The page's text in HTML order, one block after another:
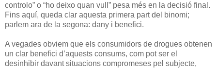
controlo” o “ho deixo quan vull” pesa més en la decisió final.
Fins aquí, queda clar aquesta primera part del binomi;
parlem ara de la segona: dany i benefici.
A vegades obviem que els consumidors de drogues obtenen
un clar benefici d’aquests consums, com pot ser el
desinhibir davant situacions compromeses pel subjecte,